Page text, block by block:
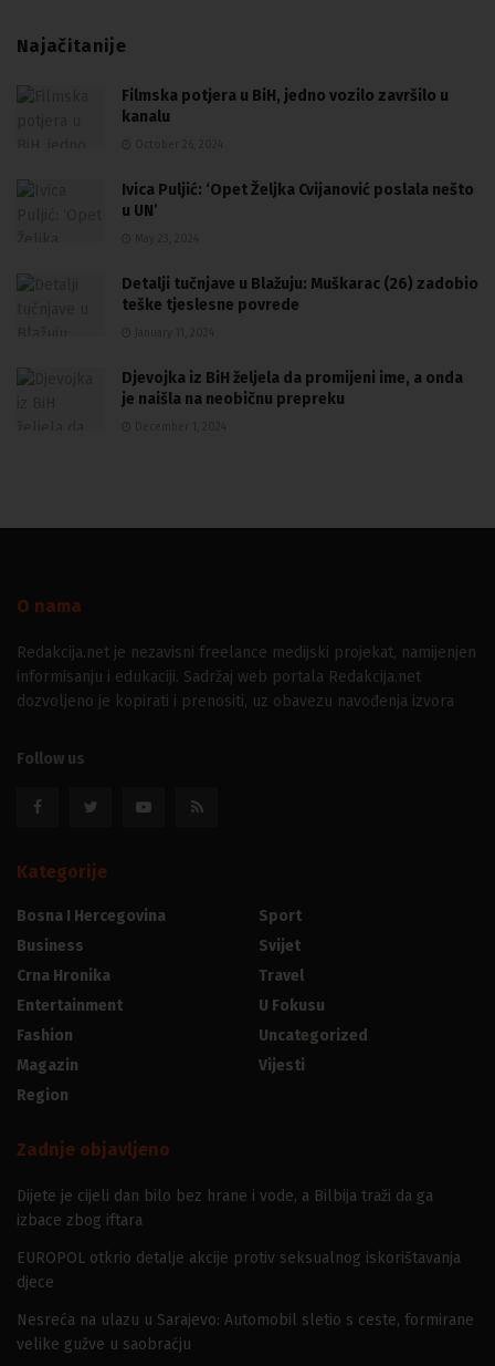
Najačitanije
Filmska potjera u BiH, jedno vozilo završilo u
kanalu
Ivica Puljić: ‘Opet Željka Cvijanović poslala nešto
u UN’
Detalji tučnjave u Blažuju: Muškarac (26) zadobio
teške tjeslesne povrede
Djevojka iz BiH željela da promijeni ime, a onda
je naišla na neobičnu prepreku
O nama
Redakcija.net je nezavisni freelance medijski projekat, namijenjen
informisanju i edukaciji. Sadržaj web portala Redakcija.net
dozvoljeno je kopirati i prenositi, uz obavezu navođenja izvora
Follow us
Kategorije
Bosna I Hercegovina
Business
Crna Hronika
Entertainment
Fashion
Magazin
Region
Sport
Svijet
Travel
U Fokusu
Uncategorized
Vijesti
Zadnje objavljeno
Dijete je cijeli dan bilo bez hrane i vode, a Bilbija traži da ga
izbace zbog iftara
EUROPOL otkrio detalje akcije protiv seksualnog iskorištavanja
djece
Nesreća na ulazu u Sarajevo: Automobil sletio s ceste, formirane
velike gužve u saobraćju